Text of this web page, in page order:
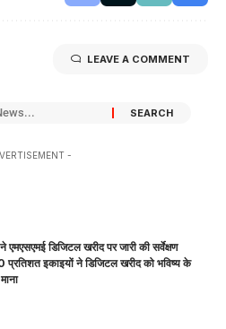
LEAVE A COMMENT
-
एमएसएमई डिजिटल खरीद पर जारी की सर्वेक्षण
प्रतिशत इकाइयों ने डिजिटल खरीद को भविष्य के